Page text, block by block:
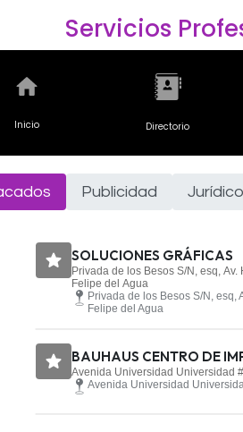
Servicios
Inicio Directorio
Publicidad
SOLUCIONES GRÁFICAS
Privada de los Besos S/N, esq,
Felipe del Agua
Privada de los Besos S/N, esq,
Felipe del Agua
BAUHAUS CENTRO DE
Avenida Universidad Universidad
Avenida Universidad